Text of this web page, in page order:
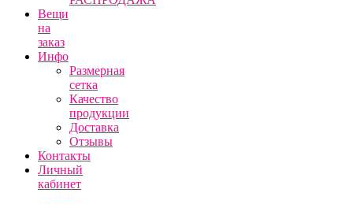
Вещи
на
заказ
Инфо
Размерная
сетка
Качество
продукции
Доставка
Отзывы
Контакты
Личный
кабинет